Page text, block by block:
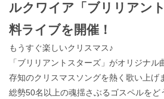
ルクワイア「ブリリアン
料ライブを開催！
もうすぐ楽しいクリスマス♪
「ブリリアントスターズ」がオリジナ
存知のクリスマスソングを熱く歌い上げ
総勢50名以上の魂揺さぶるゴスペルをど